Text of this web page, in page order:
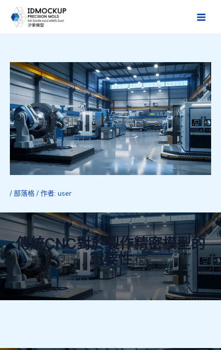
Main
/ 部落格/ 作者: user
傳統CNC對於製作精密模型的
重要性